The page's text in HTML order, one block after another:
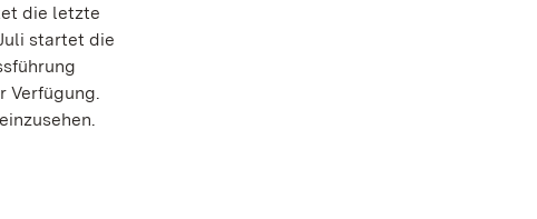
die letzte
startet die
Verfügung.